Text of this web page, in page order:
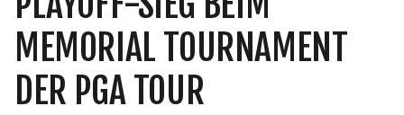
MEMORIAL TOURNAMENT
DER PGA TOUR